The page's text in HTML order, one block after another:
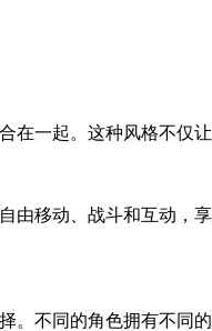
一起。这种风格不仅
由移动、战斗和互动
不同的角色拥有不